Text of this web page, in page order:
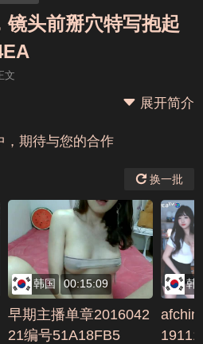
镜头前掰穴特写抱起
文
展开简介
，期待与您的合作
换一批
韩国 00:15:09
早期主播单章2016042
21编号51A18FB5
韩